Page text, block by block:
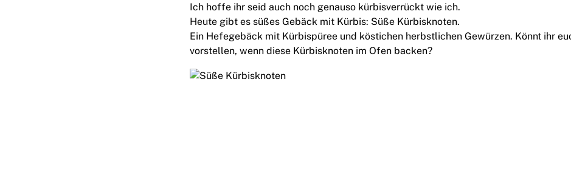
Ich hoffe ihr seid auch noch genauso kürbisverrückt wie ich.
Heute gibt es süßes Gebäck mit Kürbis: Süße Kürbisknoten.
Ein Hefegebäck mit Kürbispüree und köstichen herbstlichen Gewürzen. Könnt ihr
vorstellen, wenn diese Kürbisknoten im Ofen backen?